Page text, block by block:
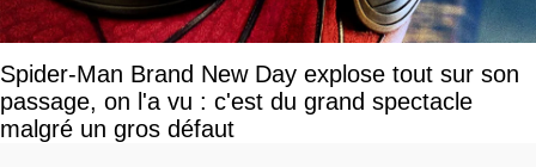
Spider-Man Brand New Day explose tout sur son
passage, on l'a vu : c'est du grand spectacle
malgré un gros défaut